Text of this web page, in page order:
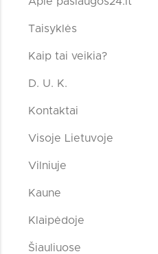
Taisyklės
Kaip tai veikia?
D. U. K.
Kontaktai
Visoje Lietuvoje
Vilniuje
Kaune
Klaipėdoje
Šiauliuose